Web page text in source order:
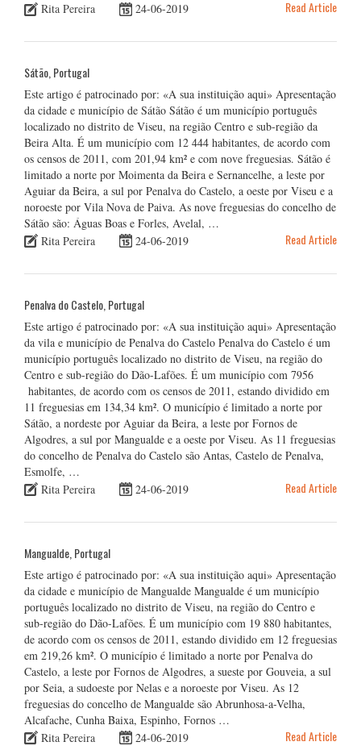
Rita Pereira
24-06-2019 Read Article
Sátão, Portugal
Este artigo é patrocinado por: «A sua instituição aqui» Apresentação
da cidade e município de Sátão Sátão é um município português
localizado no distrito de Viseu, na região Centro e sub-região da
Beira Alta. É um município com 12 444 habitantes, de acordo com
os censos de 2011, com 201,94 km² e com nove freguesias. Sátão é
limitado a norte por Moimenta da Beira e Sernancelhe, a leste por
Aguiar da Beira, a sul por Penalva do Castelo, a oeste por Viseu e a
noroeste por Vila Nova de Paiva. As nove freguesias do concelho de
Sátão são: Águas Boas e Forles, Avelal, …
Rita Pereira
24-06-2019 Read Article
Penalva do Castelo, Portugal
Este artigo é patrocinado por: «A sua instituição aqui» Apresentação
da vila e município de Penalva do Castelo Penalva do Castelo é um
município português localizado no distrito de Viseu, na região do
Centro e sub-região do Dão-Lafões. É um município com 7956
habitantes, de acordo com os censos de 2011, estando dividido em
11 freguesias em 134,34 km². O município é limitado a norte por
Sátão, a nordeste por Aguiar da Beira, a leste por Fornos de
Algodres, a sul por Mangualde e a oeste por Viseu. As 11 freguesias
do concelho de Penalva do Castelo são Antas, Castelo de Penalva,
Esmolfe, …
Rita Pereira
24-06-2019 Read Article
Mangualde, Portugal
Este artigo é patrocinado por: «A sua instituição aqui» Apresentação
da cidade e município de Mangualde Mangualde é um município
português localizado no distrito de Viseu, na região do Centro e
sub-região do Dão-Lafões. É um município com 19 880 habitantes,
de acordo com os censos de 2011, estando dividido em 12 freguesias
em 219,26 km². O município é limitado a norte por Penalva do
Castelo, a leste por Fornos de Algodres, a sueste por Gouveia, a sul
por Seia, a sudoeste por Nelas e a noroeste por Viseu. As 12
freguesias do concelho de Mangualde são Abrunhosa-a-Velha,
Alcafache, Cunha Baixa, Espinho, Fornos …
Rita Pereira
24-06-2019 Read Article